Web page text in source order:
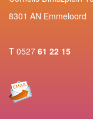
8301 AN Emmeloord
T 0527 61 22 15